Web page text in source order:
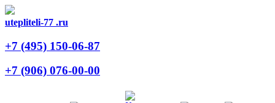
utepliteli-77 .ru
+7 (495) 150-06-87
+7 (906) 076-00-00